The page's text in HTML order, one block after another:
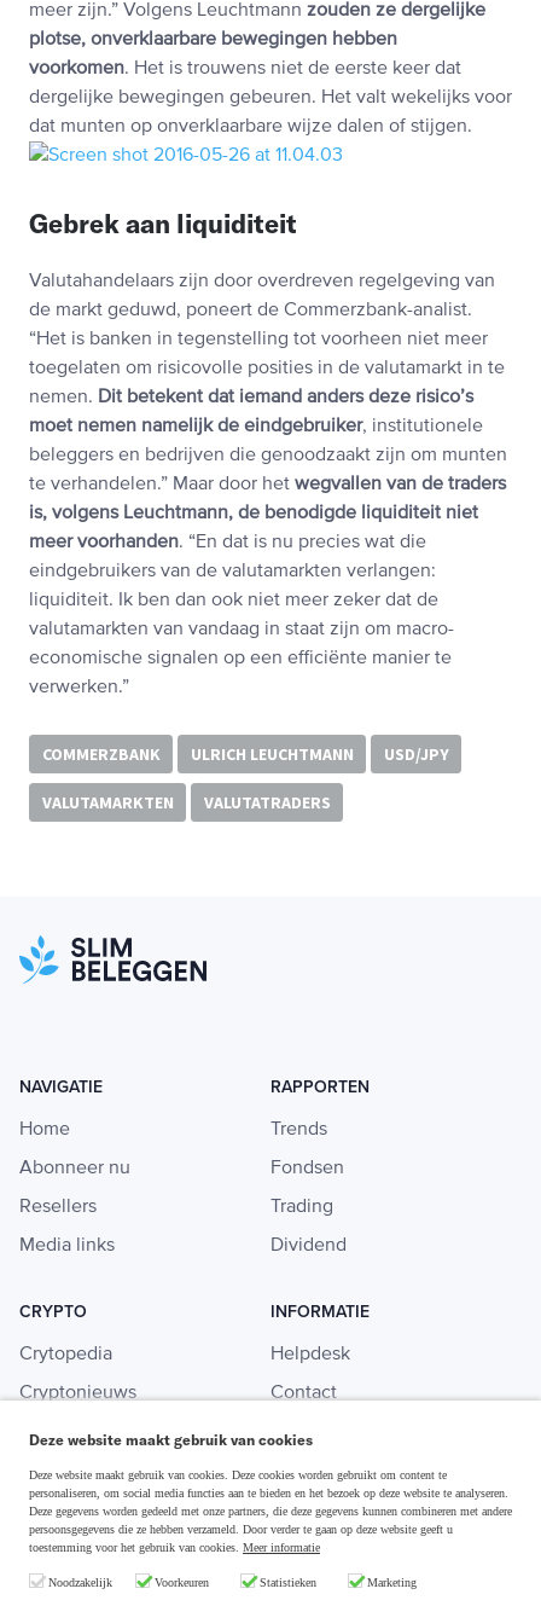
meer zijn.” Volgens Leuchtmann zouden ze dergelijke
plotse, onverklaarbare bewegingen hebben
voorkomen. Het is trouwens niet de eerste keer dat
dergelijke bewegingen gebeuren. Het valt wekelijks voor
dat munten op onverklaarbare wijze dalen of stijgen.
Gebrek aan liquiditeit
Valutahandelaars zijn door overdreven regelgeving van
de markt geduwd, poneert de Commerzbank-analist.
“Het is banken in tegenstelling tot voorheen niet meer
toegelaten om risicovolle posities in de valutamarkt in te
nemen. Dit betekent dat iemand anders deze risico’s
moet nemen namelijk de eindgebruiker, institutionele
beleggers en bedrijven die genoodzaakt zijn om munten
te verhandelen.” Maar door het wegvallen van de traders
is, volgens Leuchtmann, de benodigde liquiditeit niet
meer voorhanden. “En dat is nu precies wat die
eindgebruikers van de valutamarkten verlangen:
liquiditeit. Ik ben dan ook niet meer zeker dat de
valutamarkten van vandaag in staat zijn om macro-
economische signalen op een efficiënte manier te
verwerken.”
COMMERZBANK ULRICH LEUCHTMANN USD/JPY
VALUTAMARKTEN VALUTATRADERS
NAVIGATIE
Home
Abonneer nu
Resellers
Media links
RAPPORTEN
Trends
Fondsen
Trading
Dividend
CRYPTO
Crytopedia
Cryptonieuws
Crypto koopgids
Investeren in crypto
INFORMATIE
Helpdesk
Contact
Adverteren
Disclaimer & Privacy
Deze website maakt gebruik van cookies
Deze website maakt gebruik van cookies. Deze cookies worden gebruikt om content te
personaliseren, om social media functies aan te bieden en het bezoek op deze website te analyseren.
Deze gegevens worden gedeeld met onze partners, die deze gegevens kunnen combineren met andere
persoonsgegevens die ze hebben verzameld. Door verder te gaan op deze website geeft u
toestemming voor het gebruik van cookies. Meer informatie
Noodzakelijk Voorkeuren Statistieken Marketing